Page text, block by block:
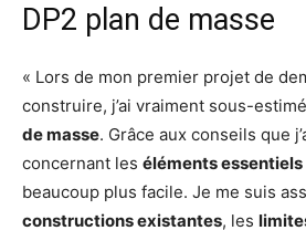
DP2 plan de masse
« Lors de mon premier projet de
construire, j’ai vraiment sous-
de masse. Grâce aux conseils que
concernant les éléments essentiels
beaucoup plus facile. Je me suis
constructions existantes, les